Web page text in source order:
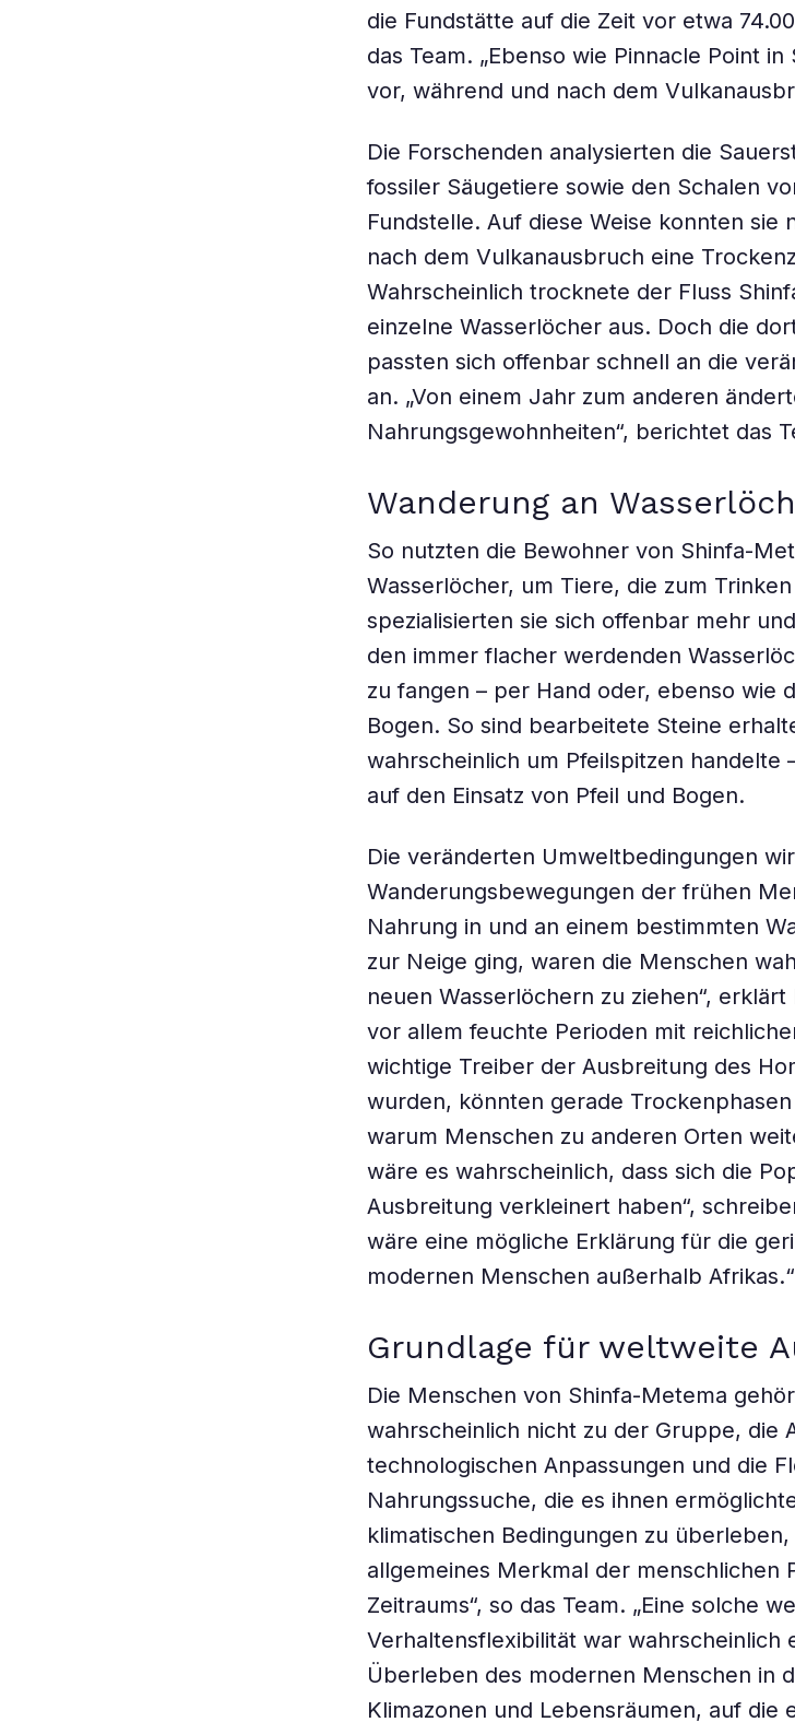
die Fundstätte auf die Zeit vor etwa
das Team. „Ebenso wie Pinnacle Point
vor, während und nach dem
Die Forschenden analysierten die
fossiler Säugetiere sowie den Schalen
Fundstelle. Auf diese Weise konnten sie
nach dem Vulkanausbruch eine
Wahrscheinlich trocknete der Fluss
einzelne Wasserlöcher aus. Doch die
passten sich offenbar schnell an die
an. „Von einem Jahr zum anderen
Nahrungsgewohnheiten“, berichtet das
Wanderung an
So nutzten die Bewohner von Shinfa-
Wasserlöcher, um Tiere, die zum
spezialisierten sie sich offenbar mehr
den immer flacher werdenden
zu fangen – per Hand oder, ebenso wie
Bogen. So sind bearbeitete Steine
wahrscheinlich um Pfeilspitzen handelte
auf den Einsatz von Pfeil und Bogen.
Die veränderten Umweltbedingungen
Wanderungsbewegungen der frühen
Nahrung in und an einem bestimmten
zur Neige ging, waren die Menschen
neuen Wasserlöchern zu ziehen“,
vor allem feuchte Perioden mit
wichtige Treiber der Ausbreitung des
wurden, könnten gerade
warum Menschen zu anderen Orten
wäre es wahrscheinlich, dass sich die
Ausbreitung verkleinert haben“,
wäre eine mögliche Erklärung für die
modernen Menschen außerhalb Afrikas.“
Grundlage für weltweite
Die Menschen von Shinfa-Metema
wahrscheinlich nicht zu der Gruppe, die
technologischen Anpassungen und die
Nahrungssuche, die es ihnen
klimatischen Bedingungen zu
allgemeines Merkmal der menschlichen
Zeitraums“, so das Team. „Eine solche
Verhaltensflexibilität war wahrscheinlich
Überleben des modernen Menschen in
Klimazonen und Lebensräumen, auf die